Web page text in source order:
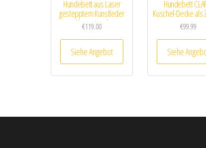
Hundebett aus Laser
gestepptem Kunstleder
Hampstead
€119.00
Siehe Angebot
Hundebett
Kuschel-Decke als
€99.99
Siehe